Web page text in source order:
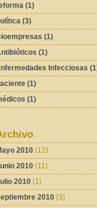
(1)
(3)
(1)
(1)
Infecciosas
(1)
(1)
2010 (12)
2010 (11)
2010 (1)
2010 (3)